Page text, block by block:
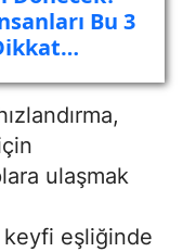
Bu 3
ulaşmak
eşliğinde